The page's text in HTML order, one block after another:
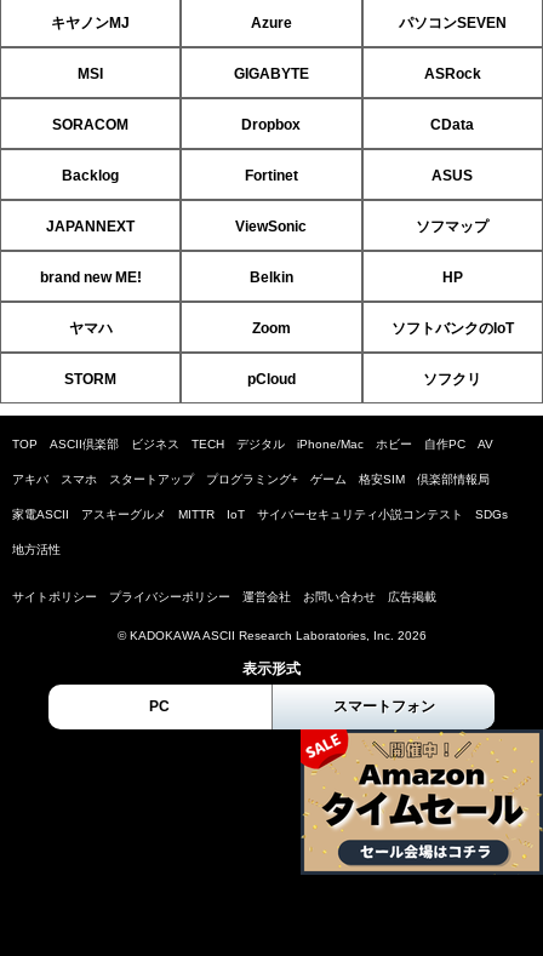
キヤノンMJ Azure パソコンSEVEN
MSI GIGABYTE ASRock
SORACOM Dropbox CData
Backlog Fortinet ASUS
JAPANNEXT ViewSonic ソフマップ
brand new ME! Belkin HP
ヤマハ Zoom ソフトバンクのIoT
STORM pCloud ソフクリ
TOP ASCII倶楽部 ビジネス TECH デジタル iPhone/Mac ホビー 自作PC AV
アキバ スマホ スタートアップ プログラミング+ ゲーム 格安SIM 倶楽部情報局
家電ASCII アスキーグルメ MITTR IoT サイバーセキュリティ小説コンテスト SDGs
地方活性
サイトポリシー プライバシーポリシー 運営会社 お問い合わせ 広告掲載
© KADOKAWA ASCII Research Laboratories, Inc. 2026
表示形式
PC スマートフォン